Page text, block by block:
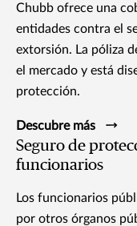
Chubb ofrece una
entidades contra el
extorsión. La póliza
el mercado y está
protección.
Descubre más
Seguro de
funcionarios
Los funcionarios
por otros órganos